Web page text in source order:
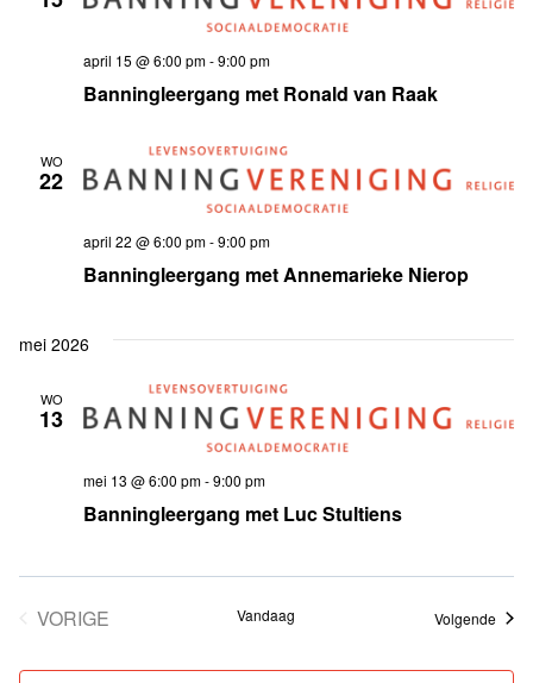
Banningleergang met Ronald van Raak
april 15 @ 6:00 pm-9:00 pm
WO
22
Banningleergang met Annemarieke Nierop
april 22 @ 6:00 pm-9:00 pm
mei 2026
WO
13
Banningleergang met Luc Stultiens
mei 13 @ 6:00 pm-9:00 pm
VORIGE
Vandaag Volgende